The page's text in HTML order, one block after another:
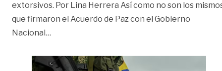
extorsivos. Por Lina Herrera Así como no son los
que firmaron el Acuerdo de Paz con el Gobierno
Nacional …